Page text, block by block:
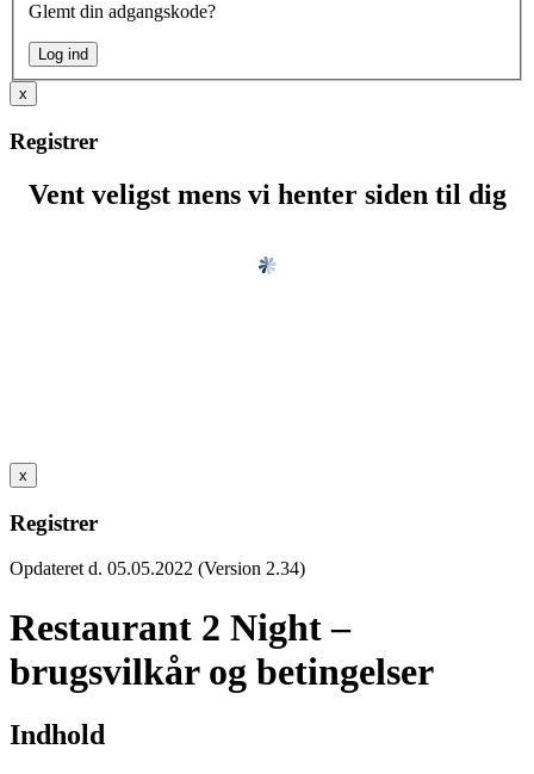
Glemt din adgangskode?
x
Registrer
Vent veligst mens vi henter siden til dig
x
Registrer
Opdateret d. 05.05.2022 (Version 2.34)
Restaurant 2 Night –
brugsvilkår og betingelser
Indhold